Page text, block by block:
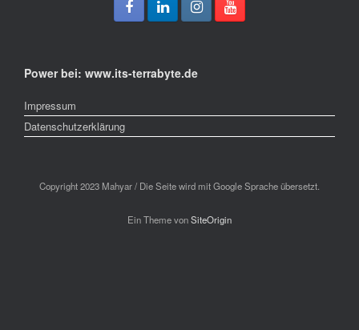
Power bei: www.its-terrabyte.de
Impressum
Datenschutzerklärung
Copyright 2023 Mahyar / Die Seite wird mit Google Sprache übersetzt.
Ein Theme vonSiteOrigin